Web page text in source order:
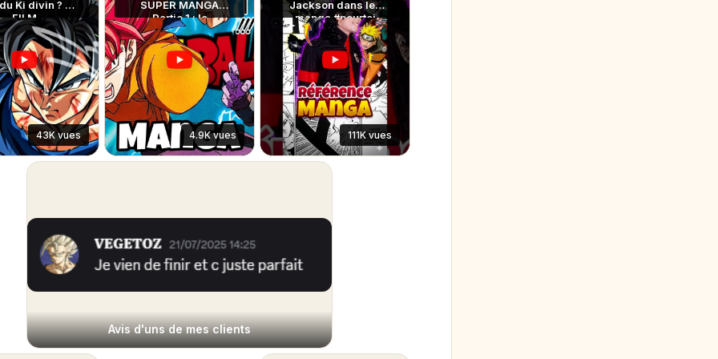
Ki divin ? LE
FILM
43K vues
SUPER MANGA
Partie 1 : le
commencement
d’une nouvelle
histoire
4.9K vues
Jackson dans les
manga #pourtoi
111K vues
Avis d'uns de mes clients